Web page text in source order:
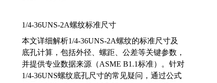
1/4-36UNS-2A螺纹标准尺寸
本文详细解析1/4-36UNS-2A螺纹的标准尺寸及
底孔计算，包括外径、螺距、公差等关键参数，
并提供专业数据来源（ASME B1.1标准）。针对
1/4-36UNS螺纹底孔尺寸的常见疑问，通过公式